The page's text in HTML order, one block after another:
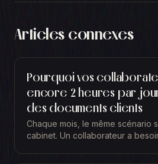
Articles connexes
Pourquoi vos
encore 2 heures par
des documents clients
Chaque mois, le même scénario
cabinet. Un collaborateur a